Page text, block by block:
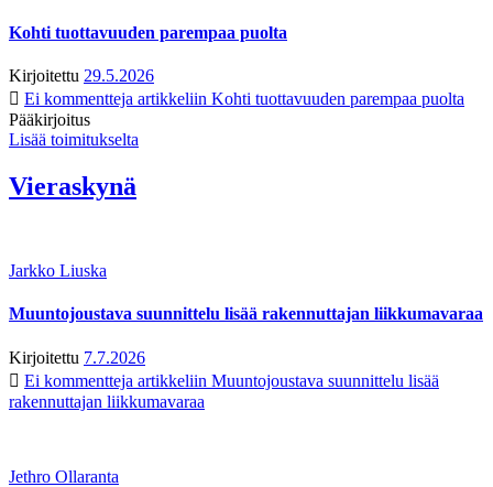
Kohti tuottavuuden parempaa puolta
Kirjoitettu 29.5.2026
Ei kommentteja artikkeliin Kohti tuottavuuden parempaa puolta
Pääkirjoitus
Lisää toimitukselta
Vieraskynä
Jarkko Liuska
Muuntojoustava suunnittelu lisää rakennuttajan liikkumavaraa
Kirjoitettu 7.7.2026
Ei kommentteja artikkeliin Muuntojoustava suunnittelu lisää
rakennuttajan liikkumavaraa
Jethro Ollaranta